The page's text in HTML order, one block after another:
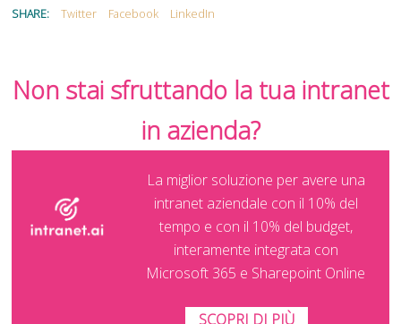
SHARE: Twitter Facebook LinkedIn
Non stai sfruttando la tua intranet
in azienda?
La miglior soluzione per avere una
intranet aziendale con il 10% del
tempo e con il 10% del budget,
interamente integrata con
Microsoft 365 e Sharepoint Online
SCOPRI DI PIÙ